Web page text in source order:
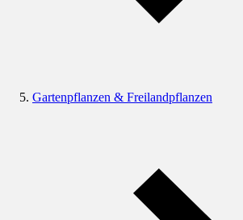
Gartenpflanzen & Freilandpflanzen